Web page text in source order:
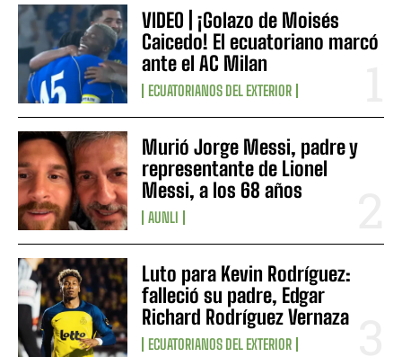
VIDEO | ¡Golazo de Moisés
Caicedo! El ecuatoriano marcó
ante el AC Milan
ECUATORIANOS DEL EXTERIOR
Murió Jorge Messi, padre y
representante de Lionel
Messi, a los 68 años
AUNLI
Luto para Kevin Rodríguez:
falleció su padre, Edgar
Richard Rodríguez Vernaza
ECUATORIANOS DEL EXTERIOR